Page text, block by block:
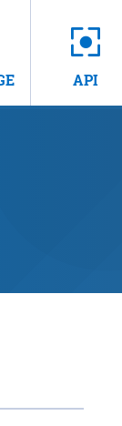
API